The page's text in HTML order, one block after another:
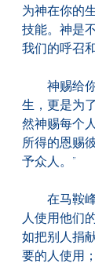
为神在你的
技能。神是
我们的呼召
神赐给你
生，更是为
然神赐每个
所得的恩赐
予众人。”
在马鞍峰
人使用他们
如把别人捐
要的人使用